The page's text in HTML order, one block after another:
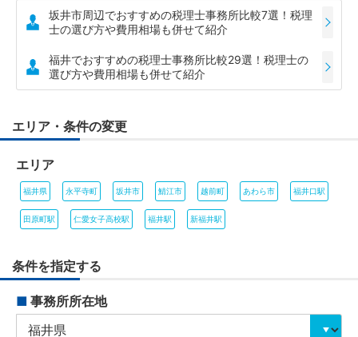
坂井市周辺でおすすめの税理士事務所比較7選！税理
士の選び方や費用相場も併せて紹介
福井でおすすめの税理士事務所比較29選！税理士の
選び方や費用相場も併せて紹介
エリア・条件の変更
エリア
福井県 永平寺町 坂井市 鯖江市 越前町 あわら市 福井口駅
田原町駅 仁愛女子高校駅 福井駅 新福井駅
条件を指定する
■ 事務所所在地